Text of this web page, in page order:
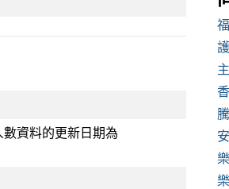
資料的更新日期為